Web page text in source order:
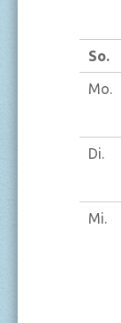
So.
Mo.
Di.
Mi.